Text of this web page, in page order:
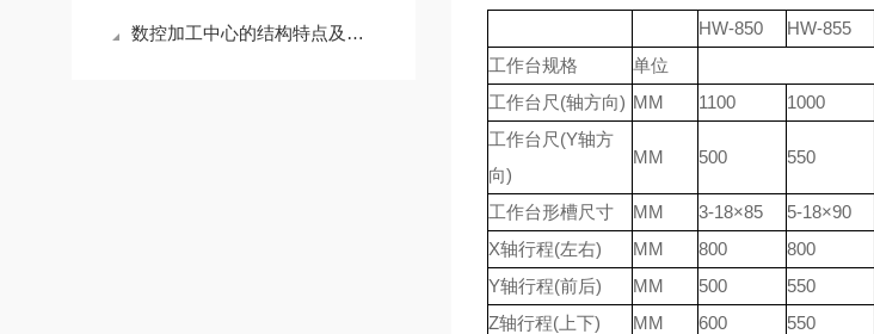
数控加工中心的结构特点及其作用 HW-850 HW-855
工作台规格
单位
工作台尺(轴方向) MM 1100 1000
工作台尺(Y轴方
向)
MM 500 550
工作台形槽尺寸 MM 3-18×85 5-18×90
X轴行程(左右)
MM 800 800
Y轴行程(前后)
MM 500 550
Z轴行程(上下)
MM 600 550